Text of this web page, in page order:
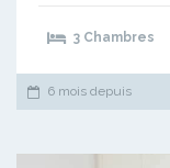
3 Chambres
6 mois depuis